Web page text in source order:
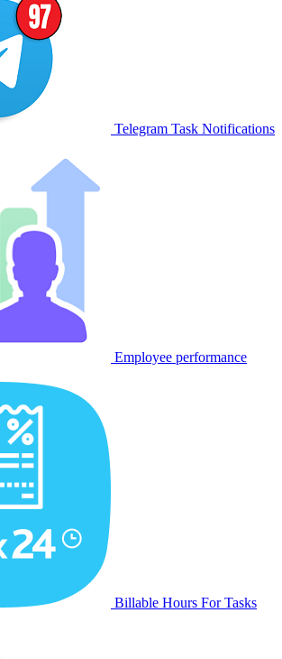
Telegram Task Notifications
Employee performance
Billable Hours For Tasks